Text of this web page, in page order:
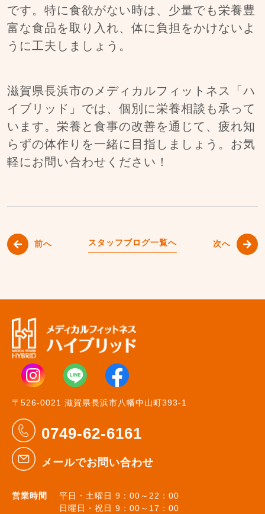
です。特に食欲がない時は、少量でも栄養豊
富な食品を取り入れ、体に負担をかけないよ
うに工夫しましょう。
滋賀県長浜市のメディカルフィットネス「ハ
イブリッド」では、個別に栄養相談も承って
います。栄養と食事の改善を通じて、疲れ知
らずの体作りを一緒に目指しましょう。お気
軽にお問い合わせください！
前へ 次へ
スタッフブログ一覧へ
〒526-0021 滋賀県長浜市八幡中山町393-1
0749-62-6161
メールでお問い合わせ
営業時間
平日・土曜日 9：00～22：00
日曜日・祝日 9：00～17：00